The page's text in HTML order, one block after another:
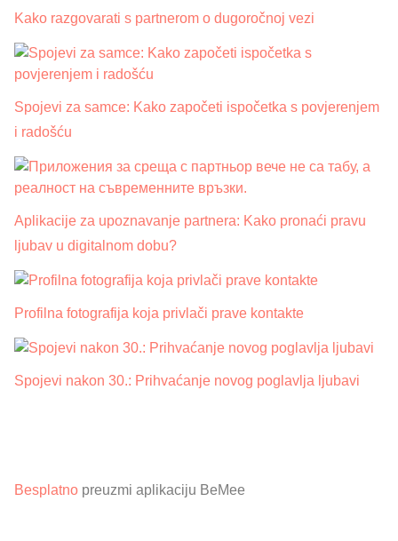
Kako razgovarati s partnerom o dugoročnoj vezi
Spojevi za samce: Kako započeti ispočetka s povjerenjem
i radošću
Aplikacije za upoznavanje partnera: Kako pronaći pravu
ljubav u digitalnom dobu?
Profilna fotografija koja privlači prave kontakte
Spojevi nakon 30.: Prihvaćanje novog poglavlja ljubavi
Besplatno preuzmi aplikaciju BeMee